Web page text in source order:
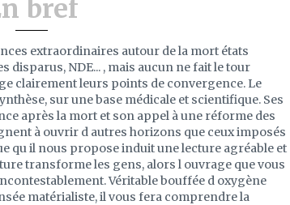
bref
extraordinaires autour de la mort états
disparus, NDE... , mais aucun ne fait le tour
clairement leurs points de convergence. Le
sur une base médicale et scientifique. Ses
après la mort et son appel à une réforme des
à ouvrir d autres horizons que ceux imposés
qu il nous propose induit une lecture agréable et
transforme les gens, alors l ouvrage que vous
Véritable bouffée d oxygène
matérialiste, il vous fera comprendre la